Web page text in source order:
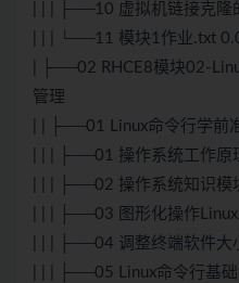
| | | ├──10 虚拟机链接克
| | | └──11 模块1作业.txt
| ├──02 RHCE8模块02-
管理
| | ├──01 Linux命令行学前
| | | ├──01 操作系统工作原
| | | ├──02 操作系统知识模
| | | ├──03 图形化操作
| | | ├──04 调整终端软件大
| | | ├──05 Linux命令行基